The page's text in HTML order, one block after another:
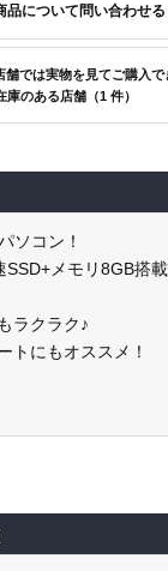
品について問い合わせる
舗では実物を見てご購入で
庫のある店舗（1 件）
ソコン！
メモリ8GB搭
ラクラク♪
トにもオススメ！